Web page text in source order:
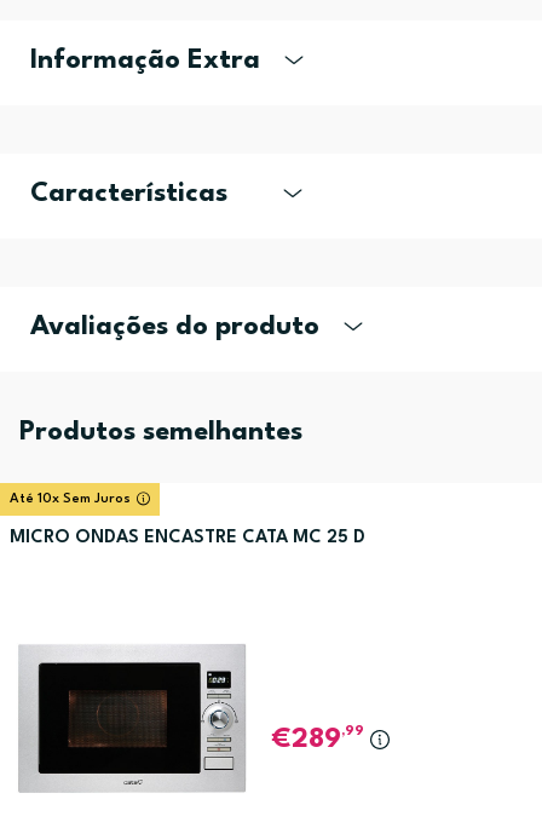
Informação Extra
Características
Avaliações do produto
Produtos semelhantes
Até 10x Sem Juros
MICRO ONDAS ENCASTRE CATA MC 25 D
289,99